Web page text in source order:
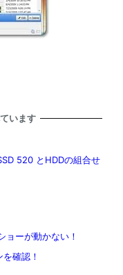
います
520 とHDDの組合せ
ョーが動かない！
確認！